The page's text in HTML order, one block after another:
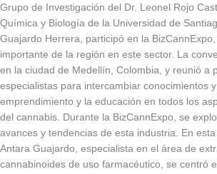
Grupo de Investigación del Dr. Leonel Rojo
Química y Biología de la Universidad de
Guajardo Herrera, participó en la
importante de la región en este sector. La
en la ciudad de Medellín, Colombia, y reunió a
especialistas para intercambiar conocimientos
emprendimiento y la educación en todos los
del cannabis. Durante la BizCannExpo, se
avances y tendencias de esta industria. En
Antara Guajardo, especialista en el área de
cannabinoides de uso farmacéutico, se centró